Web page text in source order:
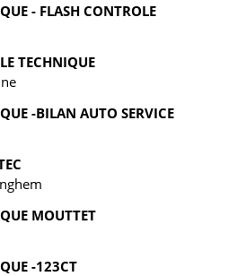
- FLASH CONTROLE
TECHNIQUE
-BILAN AUTO SERVICE
MOUTTET
-123CT